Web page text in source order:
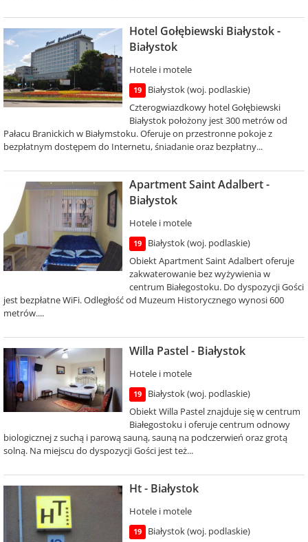
Hotel Gołębiewski Białystok -
Białystok
Hotele i motele
19
Białystok (woj. podlaskie)
Czterogwiazdkowy hotel Gołębiewski
Białystok położony jest 300 metrów od
Pałacu Branickich w Białymstoku. Oferuje on przestronne pokoje z
bezpłatnym dostępem do Internetu, śniadanie oraz bezpłatny...
Apartment Saint Adalbert -
Białystok
Hotele i motele
19
Białystok (woj. podlaskie)
Obiekt Apartment Saint Adalbert oferuje
zakwaterowanie bez wyżywienia w
centrum Białegostoku. Do dyspozycji Gości
jest bezpłatne WiFi. Odległość od Muzeum Historycznego wynosi 600
metrów....
Willa Pastel - Białystok
Hotele i motele
19
Białystok (woj. podlaskie)
Obiekt Willa Pastel znajduje się w centrum
Białegostoku i oferuje centrum odnowy
biologicznej z suchą i parową sauną, sauną na podczerwień oraz grotą
solną. Na miejscu do dyspozycji Gości jest też...
Ht - Białystok
Hotele i motele
19
Białystok (woj. podlaskie)